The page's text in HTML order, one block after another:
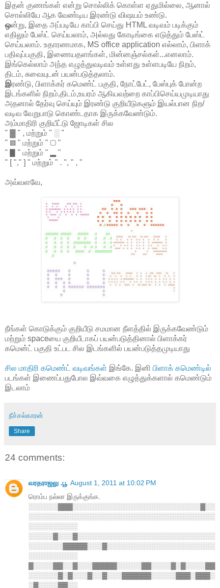
இதன் குணங்கள் என்று சொல்லிக் கொள்ள ஏதுமில்லை, ஆனால்
சொல்லியே ஆக வேண்டிய இரண்டு விஷயம் உண்டு.
ஒன்று, இதை அப்படியே காப்பி செய்து HTML வடிவம் படிக்கும்
எதிலும் பேஸ்ட் செய்யலாம், அல்லது கோடிங்கை எடுத்தும் பேஸ்ட்
செய்யலாம். உதாரணமாக, MS office application எல்லாம், பிளாக்
பதிவுப்பகுதி, இணையதளங்கள், மின்னஞ்சல்கள்...எனலாம்.
இங்கெல்லாம் அந்த எழுத்துவடிவம் உள்ளது உள்ளபடியே நிறம்,
திடம், சுவையுடன் பயன்படுத்தலாம்.
இரண்டு, பிளாக்கர் கமெண்ட் பகுதி, நோட்பேட், பேஸ்புக் போன்ற
இடங்களில் நிறம்,திடம்,உயரம் ஆகியவற்றை காப்பிசெய்யமுடியாது
அதனால் தேர்வு செய்யும் இரண்டு குறியீடுகளும் இயல்பான நிற/
வடிவ வேறுபாடு கொண்டதாக இருக்கவேண்டும்.
அம்மாதிரி குறியீட்டு ஜோடிகள் சில
" ▓ " , மற்றும் " ░ "
" ▩ " மற்றும் " ▢ "
" ▉ " மற்றும் " ▂ "
" [ "," ] " மற்றும் " . ", " , "
அவ்வளவே,
நீங்கள் கொடுக்கும் குறியீடு சமமான நீளத்தில் இருக்கவேண்டும்
மற்றும் spaceயை குறியீடாகப் பயன்படுத்தினால் பிளாக்கர்
கமென்ட் பகுதி உட்பட சில இடங்களில் பயன்படுத்தமுடியாது
சில மாதிரி கமெண்ட் வடிவங்கள் இங்கே. இனி பிளாக் கமெண்டில்
படங்கள் இணைப்பதுபோல இவ்வகை எழுத்துக்களால் கமெண்டும்
இடலாம்
நீச்சல்காரன்
Share
24 comments:
வரதராஜலு .பூ August 1, 2011 at 10:02 PM
ரொம்ப நல்லா இருக்குங்க.
░░░░░░▓▓▓░░░░░░░░░░░░░░░░░░░░░░░░░░▓░░
░░░░░░░░░░░░░░░░░░░░░░░░░░░░░░░░░░░░░░
░░░░░░░░░░
░░░░░▓░░░▓░░░░░░░░░░░░░░░░░░░░░░░░░░░░
░░░░░░░▓▓▓▓▓░░░▓░░░░░░░░░░░░░░░░░░░░░░
░░░░░░░░░░
▓░░░░▓▓░░▓░░░▓▓▓▓▓░░░░░▓▓░░░░▓░▓░░░░▓▓
░░░░░░▓░▓░░░▓░░▓░░░▓▓▓▓▓▓░░░░░▓▓▓░▓▓▓░
░▓░░░░▓▓░░